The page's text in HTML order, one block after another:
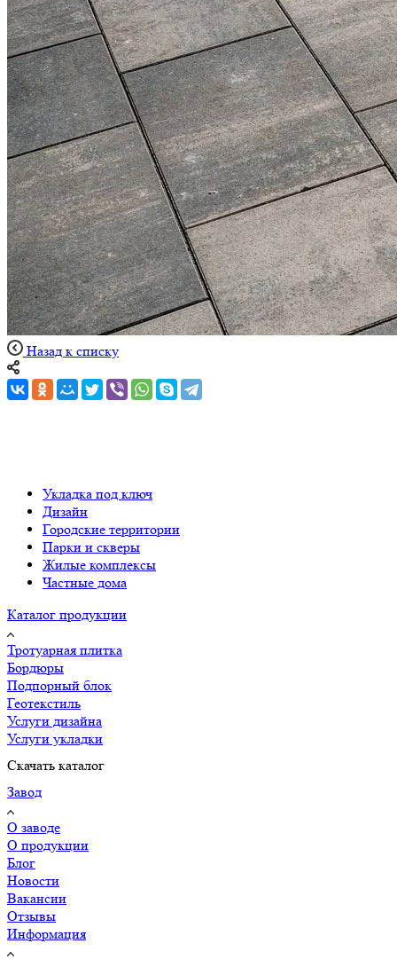
Назад к списку
Укладка под ключ
Дизайн
Городские территории
Парки и скверы
Жилые комплексы
Частные дома
Каталог продукции
Тротуарная плитка
Бордюры
Подпорный блок
Геотекстиль
Услуги дизайна
Услуги укладки
Скачать каталог
Завод
О заводе
О продукции
Блог
Новости
Вакансии
Отзывы
Информация